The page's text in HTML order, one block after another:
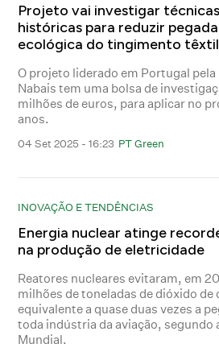
Projeto vai investigar técnicas
históricas para reduzir pegada
ecológica do tingimento têxtil
O projeto liderado em Portugal
Nabais tem uma bolsa de
milhões de euros, para aplicar no
anos.
04 Set 2025 - 16:23 PT Green
INOVAÇÃO E TENDÊNCIAS
Energia nuclear atinge
na produção de eletricidade
Reatores nucleares evitaram, em
milhões de toneladas de dióxido de
equivalente a quase duas vezes a
toda indústria da aviação, segundo
Mundial.